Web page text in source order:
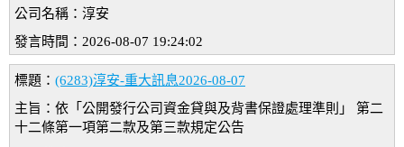
公司名稱：淳安
發言時間：2026-08-07 19:24:02
標題： (6283)淳安-重大訊息2026-08-07
主旨：依「公開發行公司資金貸與及背書保證處理準則」 第二
十二條第一項第二款及第三款規定公告